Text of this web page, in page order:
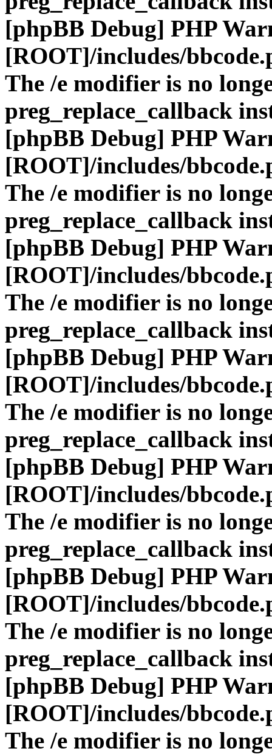
[phpBB Debug] PHP
[ROOT]/includes/
The /e modifier is no
preg_replace_callback
[phpBB Debug] PHP
[ROOT]/includes/
The /e modifier is no
preg_replace_callback
[phpBB Debug] PHP
[ROOT]/includes/
The /e modifier is no
preg_replace_callback
[phpBB Debug] PHP
[ROOT]/includes/
The /e modifier is no
preg_replace_callback
[phpBB Debug] PHP
[ROOT]/includes/
The /e modifier is no
preg_replace_callback
[phpBB Debug] PHP
[ROOT]/includes/
The /e modifier is no
preg_replace_callback
[phpBB Debug] PHP
[ROOT]/includes/
The /e modifier is no